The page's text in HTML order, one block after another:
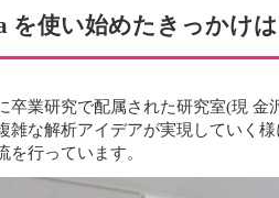
を使い始めたきっかけは
卒業研究で配属された研究室(現
雑な解析アイデアが実現していく
を行っています。